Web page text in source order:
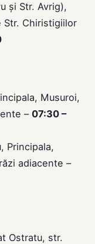
și Str. Avrig),
Str. Chiristigiilor
Musuroi,
– 07:30 –
Principala,
adiacente –
Ostratu, str.